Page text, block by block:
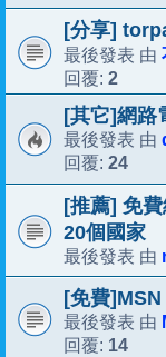
[分享]
最後發表 由
回覆: 2
[其它]網路
最後發表 由
回覆: 24
[推薦] 免
20個國家
最後發表 由
[免費
最後發表 由
回覆: 14